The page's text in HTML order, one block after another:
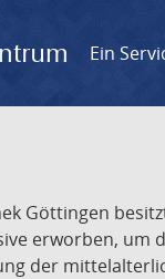
Ein
Göttingen
erworben,
der